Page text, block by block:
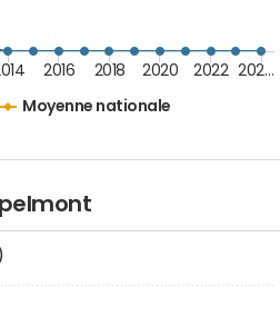
Moyenne nationale
2016 2018 2020 2022 202…